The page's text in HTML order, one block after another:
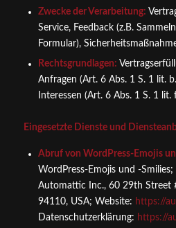
Zwecke der Verarbeitung:
Service, Feedback (z.B.
Formular),
Rechtsgrundlagen:
Anfragen (Art. 6 Abs. 1 S. 1 lit.
Interessen (Art. 6 Abs. 1 S. 1 lit.
Eingesetzte Dienste und
Abruf von WordPress-Emojis
WordPress-Emojis und -
Automattic Inc., 60 29th Street
94110, USA; Website: https://
Datenschutzerklärung: https://